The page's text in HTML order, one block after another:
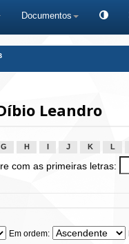
Documentos
Leandro
G H J K L
com as primeiras letras:
Em ordem: